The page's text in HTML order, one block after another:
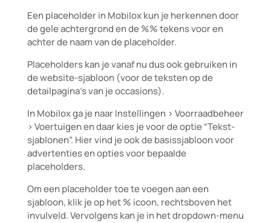
Een placeholder in Mobilox kun je herkennen door
de gele achtergrond en de %% tekens voor en
achter de naam van de placeholder.
Placeholders kan je vanaf nu dus ook gebruiken in
de website-sjabloon (voor de teksten op de
detailpagina’s van je occasions).
In Mobilox ga je naar Instellingen > Voorraadbeheer
> Voertuigen en daar kies je voor de optie “Tekst-
sjablonen”. Hier vind je ook de basissjabloon voor
advertenties en opties voor bepaalde
placeholders.
Om een placeholder toe te voegen aan een
sjabloon, klik je op het % icoon, rechtsboven het
invulveld. Vervolgens kan je in het dropdown-menu